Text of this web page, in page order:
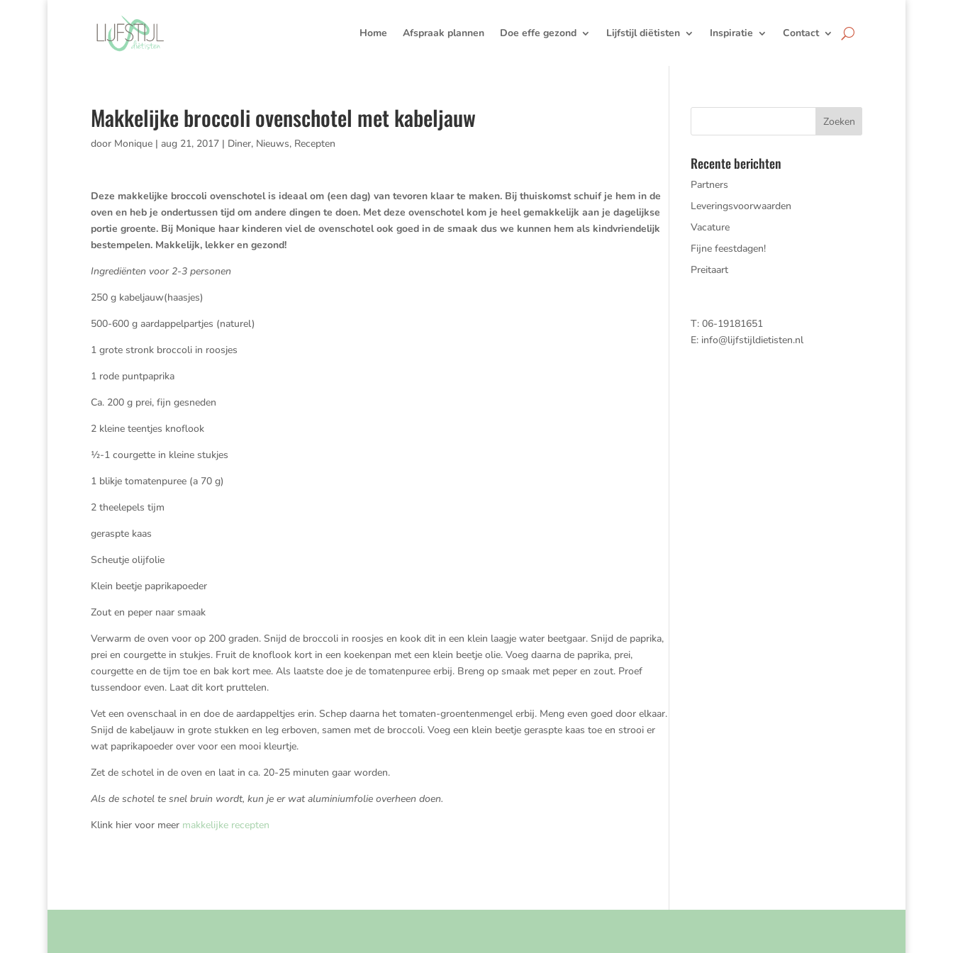
Home Afspraak plannen Doe effe gezond Lijfstijl diëtisten Inspiratie Contact
Makkelijke broccoli ovenschotel met kabeljauw
door Monique| aug 21, 2017| Diner, Nieuws, Recepten
Deze makkelijke broccoli ovenschotel is ideaal om (een dag) van tevoren klaar te maken. Bij thuiskomst schuif je hem in de
oven en heb je ondertussen tijd om andere dingen te doen. Met deze ovenschotel kom je heel gemakkelijk aan je dagelijkse
portie groente. Bij Monique haar kinderen viel de ovenschotel ook goed in de smaak dus we kunnen hem als kindvriendelijk
bestempelen. Makkelijk, lekker en gezond!
Ingrediënten voor 2-3 personen
250 g kabeljauw(haasjes)
500-600 g aardappelpartjes (naturel)
1 grote stronk broccoli in roosjes
1 rode puntpaprika
Ca. 200 g prei, fijn gesneden
2 kleine teentjes knoflook
½-1 courgette in kleine stukjes
1 blikje tomatenpuree (a 70 g)
2 theelepels tijm
geraspte kaas
Scheutje olijfolie
Klein beetje paprikapoeder
Zout en peper naar smaak
Verwarm de oven voor op 200 graden. Snijd de broccoli in roosjes en kook dit in een klein laagje water beetgaar. Snijd de paprika,
prei en courgette in stukjes. Fruit de knoflook kort in een koekenpan met een klein beetje olie. Voeg daarna de paprika, prei,
courgette en de tijm toe en bak kort mee. Als laatste doe je de tomatenpuree erbij. Breng op smaak met peper en zout. Proef
tussendoor even. Laat dit kort pruttelen.
Vet een ovenschaal in en doe de aardappeltjes erin. Schep daarna het tomaten-groentenmengel erbij. Meng even goed door elkaar.
Snijd de kabeljauw in grote stukken en leg erboven, samen met de broccoli. Voeg een klein beetje geraspte kaas toe en strooi er
wat paprikapoeder over voor een mooi kleurtje.
Zet de schotel in de oven en laat in ca. 20-25 minuten gaar worden.
Als de schotel te snel bruin wordt, kun je er wat aluminiumfolie overheen doen.
Klink hier voor meer makkelijke recepten
Recente berichten
Partners
Leveringsvoorwaarden
Vacature
Fijne feestdagen!
Preitaart
T: 06-19181651
E: info@lijfstijldietisten.nl